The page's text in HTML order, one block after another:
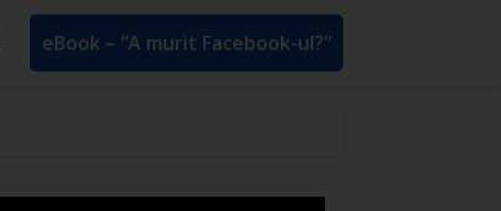
eBook – ”A murit Facebook-ul?”